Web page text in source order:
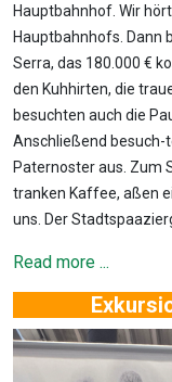
Hauptbahnhof. Wir
Hauptbahnhofs. Dann
Serra, das 180.000 €
den Kuhhirten, die
besuchten auch die
Anschließend besuch-
Paternoster aus. Zum
tranken Kaffee, aßen
uns. Der
Read more ...